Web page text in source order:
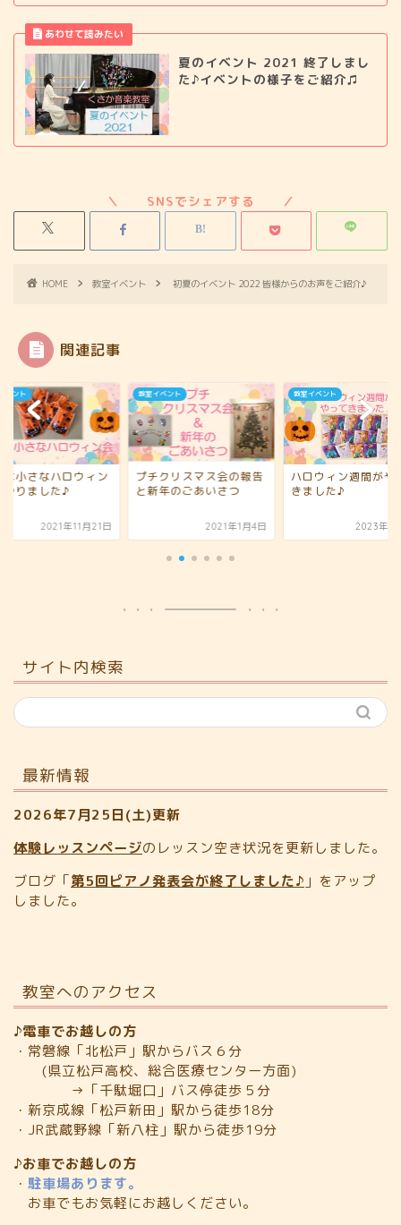
夏のイベント 2021 終了しまし
た♪イベントの様子をご紹介♫
HOME 教室イベント 初夏のイベント 2022 皆様からのお声をご紹介♪
関連記事
ベント
クリスマス会の報告
のごあいさつ
2021年1月4日
教室イベント
ハロウィン週間がやって
きました♪
2023年11月5日
教室イベント
初夏のイベント
終了しました♪
2023年7
サイト内検索
最新情報
2026年7月25日(土)更新
体験レッスンページのレッスン空き状況を更新しました。
ブログ「第5回ピアノ発表会が終了しました♪ 」をアップ
しました。
教室へのアクセス
♪電車でお越しの方
・常磐線「北松戸」駅からバス６分
(県立松戸高校、総合医療センター方面)
→「千駄堀口」バス停徒歩５分
・新京成線「松戸新田」駅から徒歩18分
・JR武蔵野線「新八柱」駅から徒歩19分
♪お車でお越しの方
・ 駐車場あります。
お車でもお気軽にお越しください。